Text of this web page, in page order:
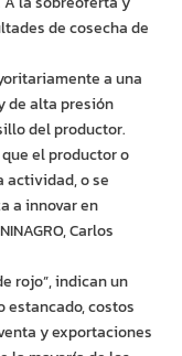
de cosecha de
a una
de alta presión
del productor.
el productor o
actividad, o se
a innovar en
Carlos
rojo”, indican un
estancado, costos
y exportaciones